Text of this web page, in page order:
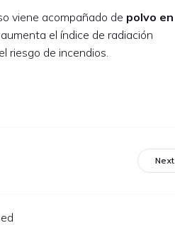
viene acompañado de polvo en
el índice de radiación
riesgo de incendios.
Next